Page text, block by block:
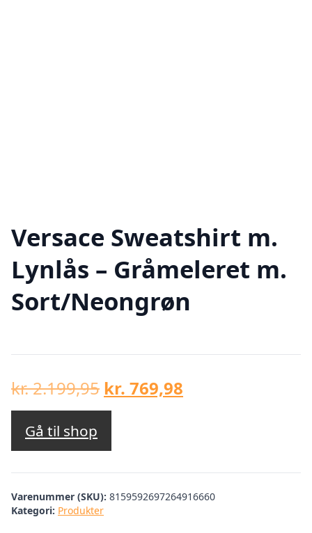
Versace Sweatshirt m.
Lynlås – Gråmeleret m.
Sort/Neongrøn
kr.2.199,95 Den
oprindelige
var:
kr. 2.199,95.
kr. 769,98
kr. 769,98.
Gå til shop
Varenummer (SKU): 8159592697264916660
Kategori: Produkter